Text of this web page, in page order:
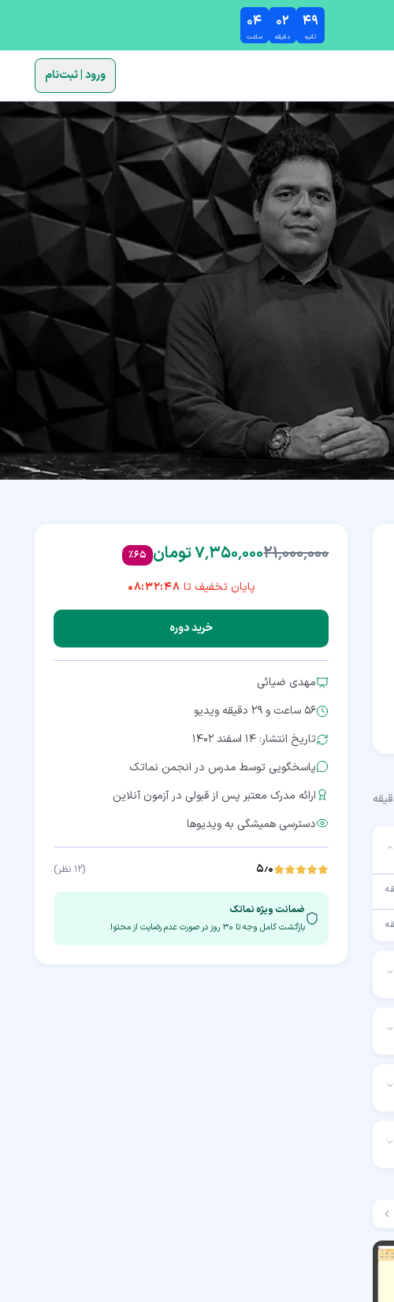
۰۴
ساعت
۰۲
دقیقه
۴۸
ثانیه
ورود | ثبت‌نام
۲۱٬۰۰۰٬۰۰۰۷٬۳۵۰٬۰۰۰ تومان %65
پایان تخفیف تا 08:32:47
خرید دوره
مهدی ضیائی
56 ساعت و 29 دقیقه
ویدیو
تاریخ انتشار: ۱۴ اسفند ۱۴۰۲
پاسخگویی توسط مدرس در انجمن نماتک
ارائه مدرک معتبر پس از قبولی در آزمون آنلاین
دسترسی همیشگی به ویدیوها
۵٫۰ (۱۲ نظر)
ضمانت ویژه نماتک
بازگشت کامل وجه تا ۳۰ روز در صورت عدم رضایت از محتوا.